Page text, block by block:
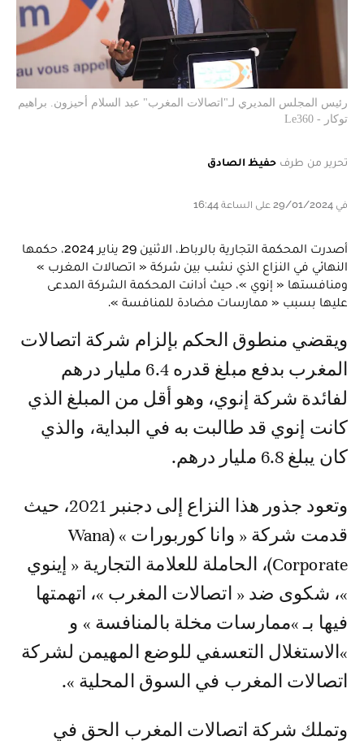
رئيس المجلس المديري لـ"اتصالات المغرب" عبد السلام أحيزون. براهيم
توكار - Le360
تحرير من طرف حفيظ الصادق
في 29/01/2024 على الساعة 16:44
أصدرت المحكمة التجارية بالرباط، الاثنين 29 يناير 2024، حكمها
النهائي في النزاع الذي نشب بين شركة « اتصالات المغرب »
ومنافستها « إنوي »، حيث أدانت المحكمة الشركة المدعى
عليها بسبب « ممارسات مضادة للمنافسة ».
ويقضي منطوق الحكم بإلزام شركة اتصالات
المغرب بدفع مبلغ قدره 6.4 مليار درهم
لفائدة شركة إنوي، وهو أقل من المبلغ الذي
كانت إنوي قد طالبت به في البداية، والذي
كان يبلغ 6.8 مليار درهم.
وتعود جذور هذا النزاع إلى دجنبر 2021، حيث
قدمت شركة « وانا كوربورات » (Wana
Corporate)، الحاملة للعلامة التجارية « إينوي
»، شكوى ضد « اتصالات المغرب »، اتهمتها
فيها بـ »ممارسات مخلة بالمنافسة » و
»الاستغلال التعسفي للوضع المهيمن لشركة
اتصالات المغرب في السوق المحلية ».
وتملك شركة اتصالات المغرب الحق في